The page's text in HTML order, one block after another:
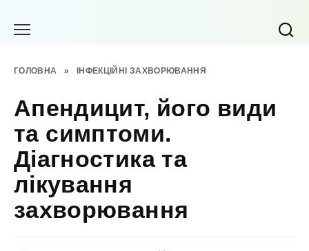
ГОЛОВНА » ІНФЕКЦІЙНІ ЗАХВОРЮВАННЯ
Апендицит, його види
та симптоми.
Діагностика та
лікування
захворювання